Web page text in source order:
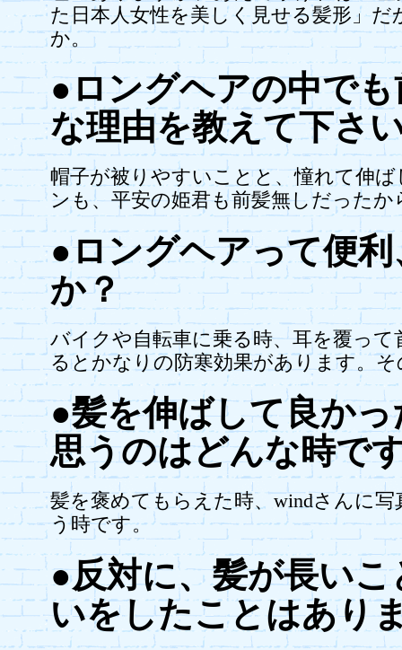
た日本人女性を美しく見せる髪形」だ
か。
●ロングヘアの中で
な理由を教えて下さ
帽子が被りやすいことと、憧れて伸
ンも、平安の姫君も前髪無しだったか
●ロングヘアって便
か？
バイクや自転車に乗る時、耳を覆って
るとかなりの防寒効果があります。
●髪を伸ばして良か
思うのはどんな時で
髪を褒めてもらえた時、windさんに
う時です。
●反対に、髪が長い
いをしたことはあり